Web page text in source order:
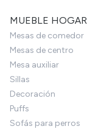
MUEBLE HOGAR
Mesas de comedor
Mesas de centro
Mesa auxiliar
Sillas
Decoración
Puffs
Sofás para perros